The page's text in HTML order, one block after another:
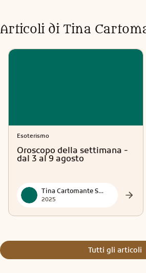
Articoli di Tina
Esoterismo
Oroscopo della settimana -
dal 3 al 9 agosto
Tina Cartomante Sensitiva
2025
Tutti gli articoli